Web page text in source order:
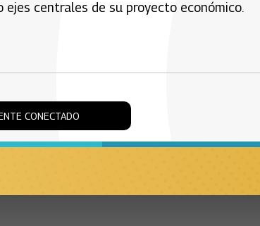
centrales de su proyecto económico.
CONECTADO